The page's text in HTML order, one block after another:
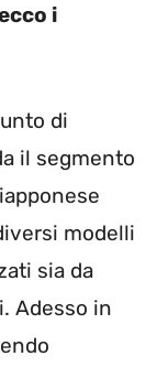
i
di
il segmento
modelli
sia da
Adesso in